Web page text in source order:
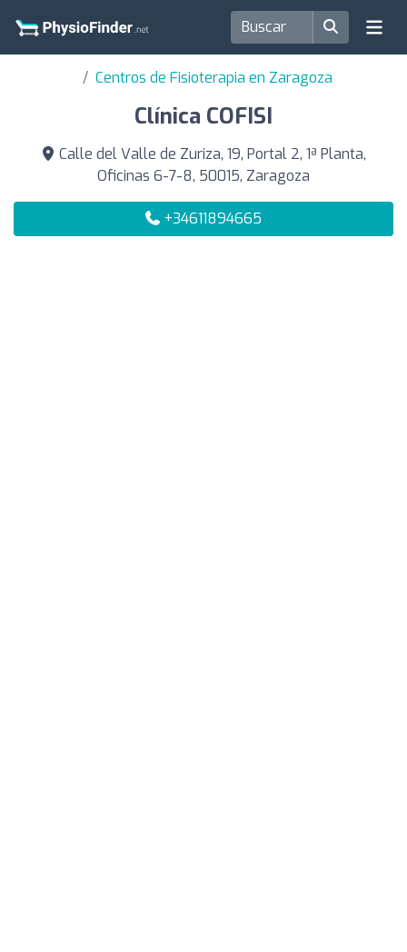
Centros de Fisioterapia en Zaragoza
Clínica COFISI
Calle del Valle de Zuriza, 19, Portal 2, 1ª Planta,
Oficinas 6-7-8, 50015, Zaragoza
+34611894665